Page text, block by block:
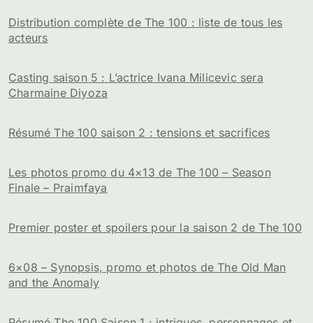
Distribution complète de The 100 : liste de tous les
acteurs
Casting saison 5 : L’actrice Ivana Milicevic sera
Charmaine Diyoza
Résumé The 100 saison 2 : tensions et sacrifices
Les photos promo du 4×13 de The 100 – Season
Finale – Praimfaya
Premier poster et spoilers pour la saison 2 de The 100
6×08 – Synopsis, promo et photos de The Old Man
and the Anomaly